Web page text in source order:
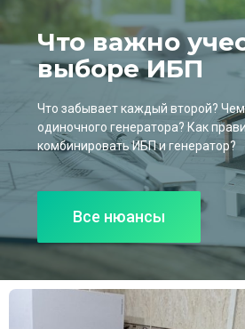
Что важно
выборе ИБП
Что забывает каждый второй?
одиночного генератора? Как
комбинировать ИБП и генератор?
Все нюансы